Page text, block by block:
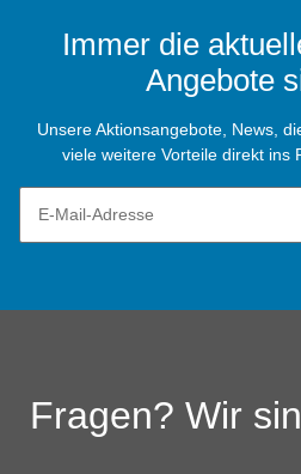
Immer die
Angebote
Unsere Aktionsangebote, News,
viele weitere Vorteile direkt ins
Fragen? Wir